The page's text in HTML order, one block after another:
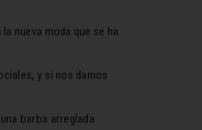
nueva moda que se ha
y si nos damos
barba arreglada